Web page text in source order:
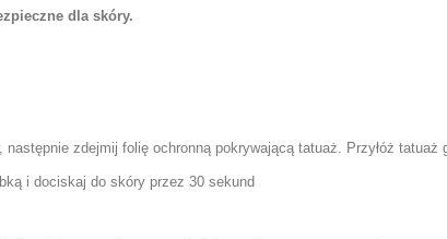
dla skóry.
zdejmij folię ochronną pokrywającą tatuaż. Przyłóż tatuaż
i dociskaj do skóry przez 30 sekund